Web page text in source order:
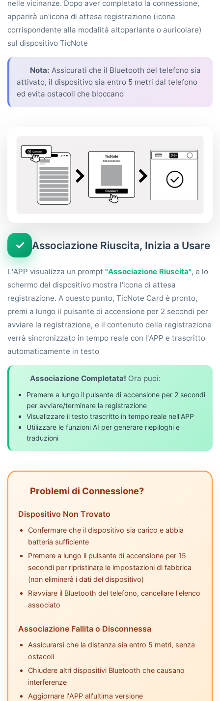
nelle vicinanze. Dopo aver completato la connessione,
apparirà un'icona di attesa registrazione (icona
corrispondente alla modalità altoparlante o auricolare)
sul dispositivo TicNote
Nota: Assicurati che il Bluetooth del telefono sia
attivato, il dispositivo sia entro 5 metri dal telefono
ed evita ostacoli che bloccano
✓ Associazione Riuscita, Inizia a Usare
L'APP visualizza un prompt "Associazione Riuscita", e lo
schermo del dispositivo mostra l'icona di attesa
registrazione. A questo punto, TicNote Card è pronto,
premi a lungo il pulsante di accensione per 2 secondi per
avviare la registrazione, e il contenuto della registrazione
verrà sincronizzato in tempo reale con l'APP e trascritto
automaticamente in testo
Associazione Completata! Ora puoi:
Premere a lungo il pulsante di accensione per 2 secondi
per avviare/terminare la registrazione
Visualizzare il testo trascritto in tempo reale nell'APP
Utilizzare le funzioni AI per generare riepiloghi e
traduzioni
Problemi di Connessione?
Dispositivo Non Trovato
Confermare che il dispositivo sia carico e abbia
batteria sufficiente
Premere a lungo il pulsante di accensione per 15
secondi per ripristinare le impostazioni di fabbrica
(non eliminerà i dati del dispositivo)
Riavviare il Bluetooth del telefono, cancellare l'elenco
associato
Associazione Fallita o Disconnessa
Assicurarsi che la distanza sia entro 5 metri, senza
ostacoli
Chiudere altri dispositivi Bluetooth che causano
interferenze
Aggiornare l'APP all'ultima versione